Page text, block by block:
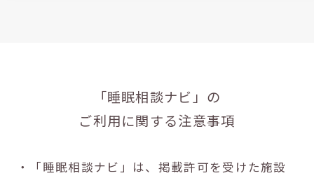
「睡眠相談ナビ」の
ご利用に関する注意事項
・「睡眠相談ナビ」は、掲載許可を受けた施設